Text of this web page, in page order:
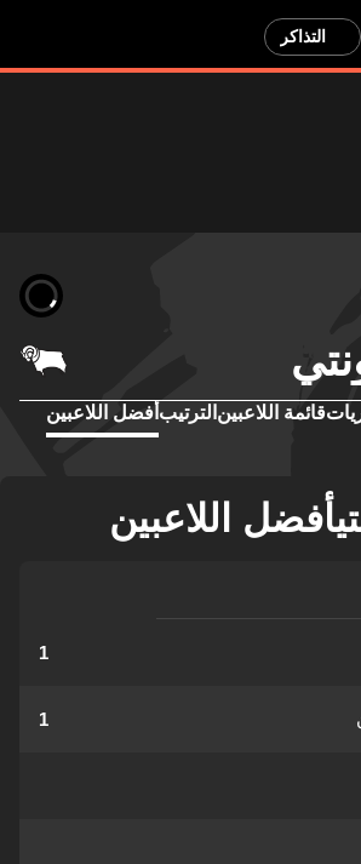
التذاكر
قائمة اللاعبين الترتيب أفضل اللاعبين
اللاعبين
1
1